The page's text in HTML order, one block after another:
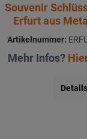
Souvenir
Erfurt aus
Artikelnummer:
Mehr Infos?
Details